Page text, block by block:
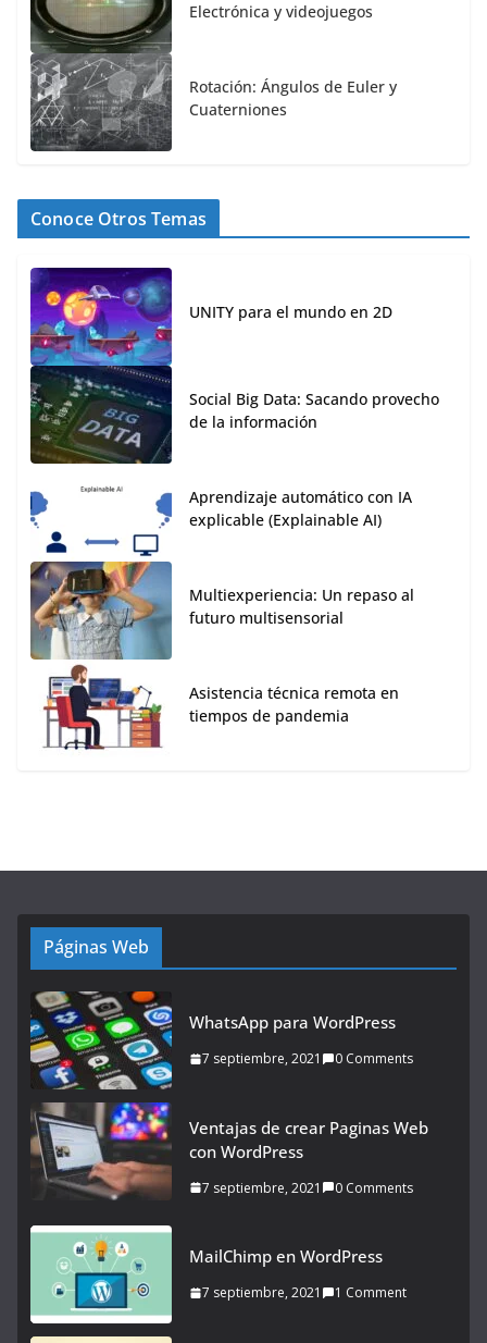
Electrónica y videojuegos
Rotación: Ángulos de Euler y
Cuaterniones
Conoce Otros Temas
UNITY para el mundo en 2D
Social Big Data: Sacando provecho
de la información
Aprendizaje automático con IA
explicable (Explainable AI)
Multiexperiencia: Un repaso al
futuro multisensorial
Asistencia técnica remota en
tiempos de pandemia
Páginas Web
WhatsApp para WordPress
7 septiembre, 2021 0 Comments
Ventajas de crear Paginas Web
con WordPress
7 septiembre, 2021 0 Comments
MailChimp en WordPress
7 septiembre, 2021 1 Comment